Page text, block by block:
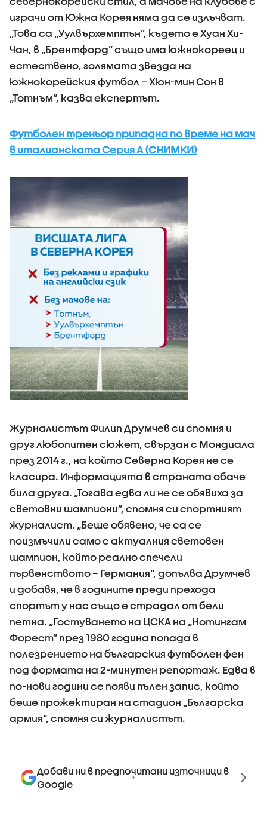
играчи от Южна Корея няма да се излъчват.
„Това са „Уулвърхемптън”, където е Хуан Хи-
Чан, в „Брентфорд” също има южнокореец и
естествено, голямата звезда на
южнокорейския футбол – Хюн-мин Сон в
„Тотнъм“, казва експертът.
Футболен треньор припадна по време на мач
в италианската Серия А (СНИМКИ)
Журналистът Филип Друмчев си спомня и
друг любопитен сюжет, свързан с Мондиала
през 2014 г., на който Северна Корея не се
класира. Информацията в страната обаче
била друга. „Тогава едва ли не се обявиха за
световни шампиони”, спомня си спортният
журналист. „Беше обявено, че са се
поизмъчили само с актуалния световен
шампион, който реално спечели
първенството – Германия“, допълва Друмчев
и добавя, че в годините преди прехода
спортът у нас също е страдал от бели
петна. „Гостуването на ЦСКА на „Нотингам
Форест” през 1980 година попада в
полезрението на българския футболен фен
под формата на 2-минутен репортаж. Едва в
по-нови години се появи пълен запис, който
беше прожектиран на стадион „Българска
армия“, спомня си журналистът.
Добави ни в предпочитани източници в
Google